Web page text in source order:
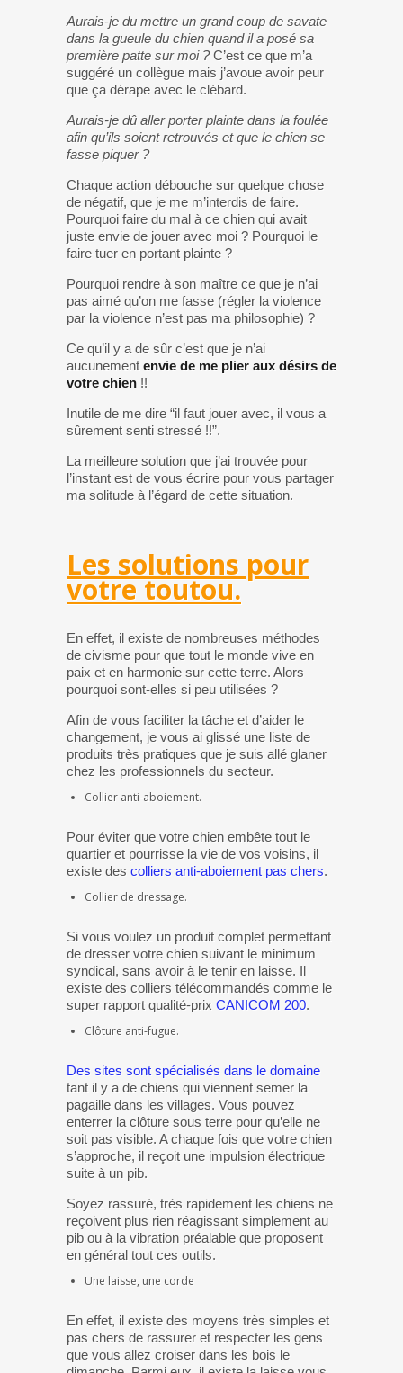
Aurais-je du mettre un grand coup de savate
dans la gueule du chien quand il a posé sa
première patte sur moi ?C’est ce que m’a
suggéré un collègue mais j’avoue avoir peur
que ça dérape avec le clébard.
Aurais-je dû aller porter plainte dans la foulée
afin qu’ils soient retrouvés et que le chien se
fasse piquer ?
Chaque action débouche sur quelque chose
de négatif, que je me m’interdis de faire.
Pourquoi faire du mal à ce chien qui avait
juste envie de jouer avec moi ? Pourquoi le
faire tuer en portant plainte ?
Pourquoi rendre à son maître ce que je n’ai
pas aimé qu’on me fasse (régler la violence
par la violence n’est pas ma philosophie) ?
Ce qu’il y a de sûr c’est que je n’ai
aucunement envie de me plier aux désirs de
votre chien !!
Inutile de me dire “il faut jouer avec, il vous a
sûrement senti stressé !!”.
La meilleure solution que j’ai trouvée pour
l’instant est de vous écrire pour vous partager
ma solitude à l’égard de cette situation.
Les solutions pour
votre toutou.
En effet, il existe de nombreuses méthodes
de civisme pour que tout le monde vive en
paix et en harmonie sur cette terre. Alors
pourquoi sont-elles si peu utilisées ?
Afin de vous faciliter la tâche et d’aider le
changement, je vous ai glissé une liste de
produits très pratiques que je suis allé glaner
chez les professionnels du secteur.
Collier anti-aboiement.
Pour éviter que votre chien embête tout le
quartier et pourrisse la vie de vos voisins, il
existe des colliers anti-aboiement pas chers.
Collier de dressage.
Si vous voulez un produit complet permettant
de dresser votre chien suivant le minimum
syndical, sans avoir à le tenir en laisse. Il
existe des colliers télécommandés comme le
super rapport qualité-prix CANICOM 200.
Clôture anti-fugue.
Des sites sont spécialisés dans le domaine
tant il y a de chiens qui viennent semer la
pagaille dans les villages. Vous pouvez
enterrer la clôture sous terre pour qu’elle ne
soit pas visible. A chaque fois que votre chien
s’approche, il reçoit une impulsion électrique
suite à un pib.
Soyez rassuré, très rapidement les chiens ne
reçoivent plus rien réagissant simplement au
pib ou à la vibration préalable que proposent
en général tout ces outils.
Une laisse, une corde
En effet, il existe des moyens très simples et
pas chers de rassurer et respecter les gens
que vous allez croiser dans les bois le